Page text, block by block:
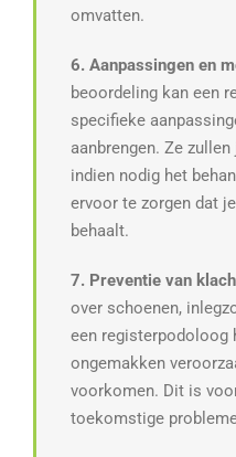
omvatten.
6. Aanpassingen en
beoordeling kan een
specifieke
aanbrengen. Ze
indien nodig het
ervoor te zorgen dat
behaalt.
7. Preventie van
over schoenen,
een registerpodoloog
ongemakken
voorkomen. Dit is
toekomstige